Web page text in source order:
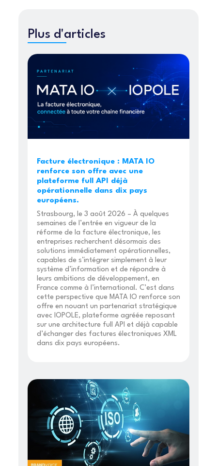
Plus d'articles
Facture électronique : MATA IO
renforce son offre avec une
plateforme full API déjà
opérationnelle dans dix pays
européens.
Strasbourg, le 3 août 2026 – À quelques
semaines de l’entrée en vigueur de la
réforme de la facture électronique, les
entreprises recherchent désormais des
solutions immédiatement opérationnelles,
capables de s’intégrer simplement à leur
système d’information et de répondre à
leurs ambitions de développement, en
France comme à l’international. C’est dans
cette perspective que MATA IO renforce son
offre en nouant un partenariat stratégique
avec IOPOLE, plateforme agréée reposant
sur une architecture full API et déjà capable
d’échanger des factures électroniques XML
dans dix pays européens.